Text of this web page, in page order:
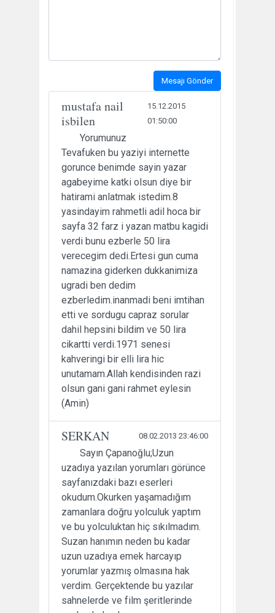
Mesajı Gönder
mustafa nail
isbilen
15.12.2015
01:50:00
Yorumunuz
Tevafuken bu yaziyi internette
gorunce benimde sayin yazar
agabeyime katki olsun diye bir
hatirami anlatmak istedim.8
yasindayim rahmetli adil hoca bir
sayfa 32 farz i yazan matbu kagidi
verdi bunu ezberle 50 lira
verecegim dedi.Ertesi gun cuma
namazina giderken dukkanimiza
ugradi ben dedim
ezberledim.inanmadi beni imtihan
etti ve sordugu capraz sorular
dahil hepsini bildim ve 50 lira
cikartti verdi.1971 senesi
kahveringi bir elli lira hic
unutamam.Allah kendisinden razi
olsun gani gani rahmet eylesin
(Amin)
SERKAN 08.02.2013 23:46:00
Sayın Çapanoğlu;Uzun
uzadıya yazılan yorumları görünce
sayfanızdaki bazı eserleri
okudum.Okurken yaşamadığım
zamanlara doğru yolculuk yaptım
ve bu yolculuktan hiç sıkılmadım.
Suzan hanımın neden bu kadar
uzun uzadıya emek harcayıp
yorumlar yazmış olmasına hak
verdim. Gerçektende bu yazılar
sahnelerde ve film şeritlerinde